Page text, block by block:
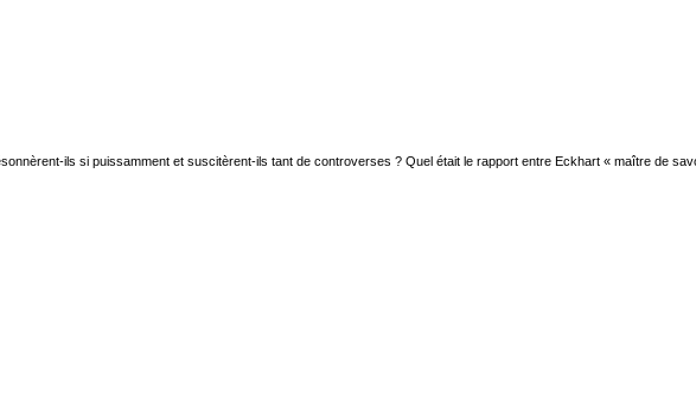
ils si puissamment et suscitèrent-ils tant de controverses ? Quel était le rapport entre Eckhart « maître de